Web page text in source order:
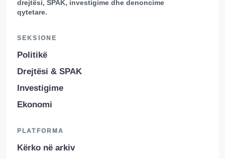
drejtësi, SPAK, investigime dhe denoncime
qytetare.
SEKSIONE
Politikë
Drejtësi & SPAK
Investigime
Ekonomi
PLATFORMA
Kërko në arkiv